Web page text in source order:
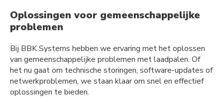
Oplossingen voor gemeenschappelijke
problemen
Bij BBK Systems hebben we ervaring met het oplossen
van gemeenschappelijke problemen met laadpalen. Of
het nu gaat om technische storingen, software-updates of
netwerkproblemen, we staan klaar om snel en effectief
oplossingen te bieden.